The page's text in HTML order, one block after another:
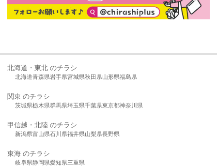
北海道・東北 のチラシ
北海道青森県岩手県宮城県秋田県山形県福島県
関東 のチラシ
茨城県栃木県群馬県埼玉県千葉県東京都神奈川県
甲信越・北陸 のチラシ
新潟県富山県石川県福井県山梨県長野県
東海 のチラシ
岐阜県静岡県愛知県三重県